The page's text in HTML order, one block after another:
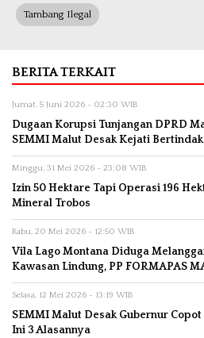
Tambang Ilegal
BERITA TERKAIT
Jumat, 5 Juni 2026 - 02:30 WIB
Dugaan Korupsi Tunjangan DPRD
SEMMI Malut Desak Kejati Bertindak
Minggu, 31 Mei 2026 - 23:08 WIB
Izin 50 Hektare Tapi Operasi 196
Mineral Trobos
Rabu, 20 Mei 2026 - 12:50 WIB
Vila Lago Montana Diduga
Kawasan Lindung, PP FORMAPAS
Selasa, 12 Mei 2026 - 13:19 WIB
SEMMI Malut Desak Gubernur
Ini 3 Alasannya